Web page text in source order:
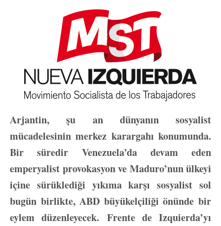
Arjantin, şu an dünyanın sosyalist
mücadelesinin merkez karargahı konumunda.
Bir süredir Venezuela’da devam eden
emperyalist provokasyon ve Maduro’nun ülkeyi
içine sürüklediği yıkıma karşı sosyalist sol
bugün birlikte, ABD büyükelçiliği önünde bir
eylem düzenleyecek. Frente de Izquierda’yı